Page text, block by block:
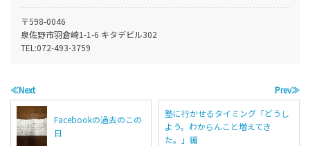
〒598-0046
泉佐野市羽倉崎1-1-6 キタデビル302
TEL:072-493-3759
≪Next
Facebookの過去のこの
日
Prev≫
塾に行かせるタイミング「どうし
よう。わからんこと増えてき
た。」編